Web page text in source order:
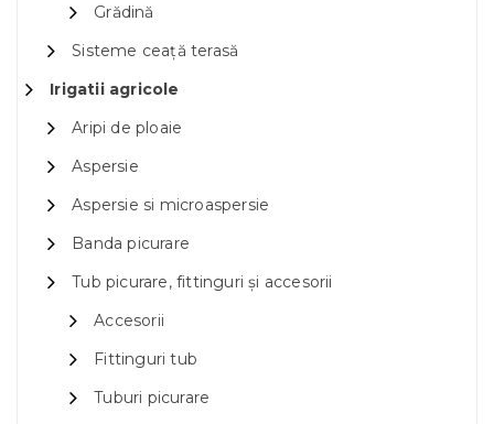
Grădină
Sisteme ceață terasă
Irigatii agricole
Aripi de ploaie
Aspersie
Aspersie si microaspersie
Banda picurare
Tub picurare, fittinguri și accesorii
Accesorii
Fittinguri tub
Tuburi picurare